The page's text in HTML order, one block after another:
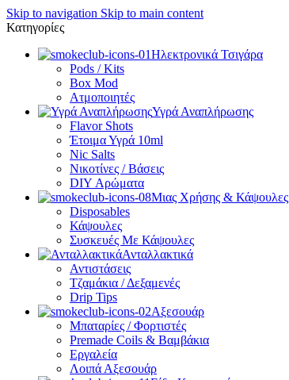
Skip to navigation Skip to main content
Κατηγορίες
Ηλεκτρονικά Τσιγάρα
Pods / Kits
Box Mod
Ατμοποιητές
Υγρά Αναπλήρωσης
Flavor Shots
Έτοιμα Υγρά 10ml
Nic Salts
Νικοτίνες / Βάσεις
DIY Αρώματα
Μιας Χρήσης & Κάψουλες
Disposables
Κάψουλες
Συσκευές Με Κάψουλες
Ανταλλακτικά
Αντιστάσεις
Τζαμάκια / Δεξαμενές
Drip Tips
Αξεσουάρ
Μπαταρίες / Φορτιστές
Premade Coils & Βαμβάκια
Εργαλεία
Λοιπά Αξεσουάρ